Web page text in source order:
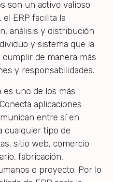
son un activo valioso
ERP facilita la
análisis y distribución
y sistema que la
de manera más
y responsabilidades.
es uno de los más
aplicaciones
entre sí en
cualquier tipo de
sitio web, comercio
fabricación,
o proyecto. Por lo